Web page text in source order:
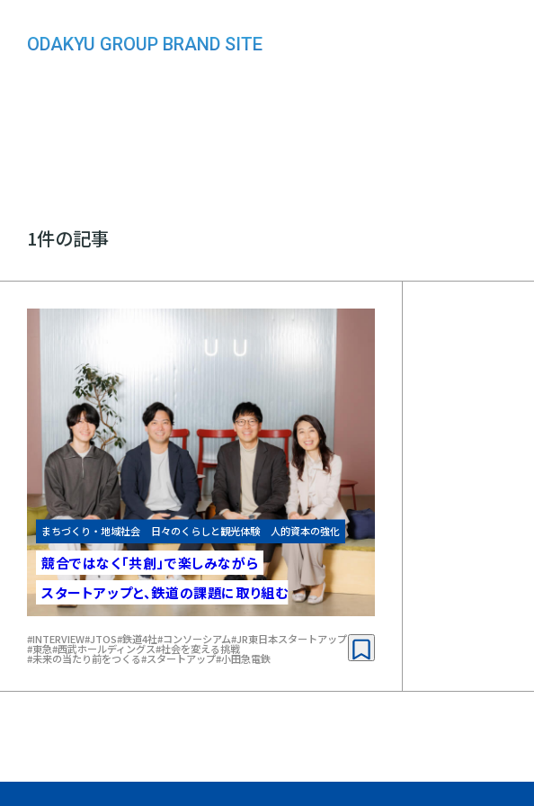
ODAKYU GROUP BRAND SITE
1件の記事
まちづくり・地域社会 日々のくらしと観光体験 人的資本の強化
競合ではなく「共創」で楽しみながら
スタートアップと、鉄道の課題に取り組む
#INTERVIEW#JTOS#鉄道4社#コンソーシアム#JR東日本スタートアップ
#東急#西武ホールディングス#社会を変える挑戦
#未来の当たり前をつくる#スタートアップ#小田急電鉄